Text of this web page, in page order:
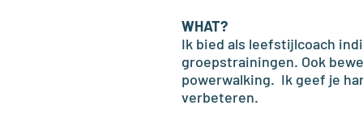
WHAT?
Ik bied als leefstijlcoach
groepstrainingen. Ook
powerwalking. Ik geef je
verbeteren.